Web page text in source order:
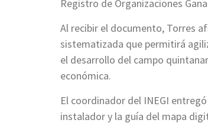
Registro de Organizaciones
Al recibir el documento, Torres
sistematizada que permitirá
el desarrollo del campo
económica.
El coordinador del INEGI
instalador y la guía del mapa